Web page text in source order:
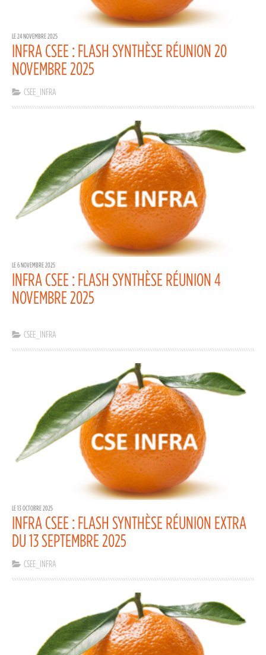
LE 24 NOVEMBRE 2025
INFRA CSEE : FLASH SYNTHÈSE RÉUNION 20
NOVEMBRE 2025
CSEE_INFRA
LE 6 NOVEMBRE 2025
INFRA CSEE : FLASH SYNTHÈSE RÉUNION 4
NOVEMBRE 2025
CSEE_INFRA
LE 13 OCTOBRE 2025
INFRA CSEE : FLASH SYNTHÈSE RÉUNION EXTRA
DU 13 SEPTEMBRE 2025
CSEE_INFRA